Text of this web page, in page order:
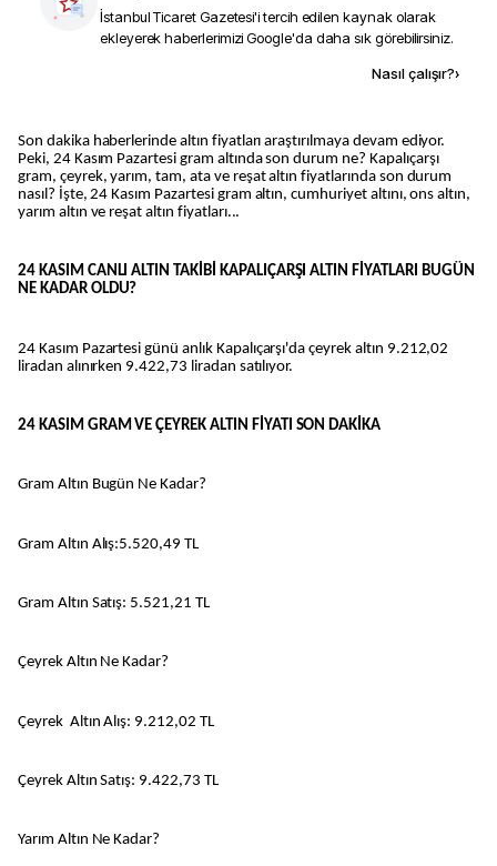
İstanbul Ticaret Gazetesi'i tercih edilen kaynak olarak
ekleyerek haberlerimizi Google'da daha sık görebilirsiniz.
Nasıl çalışır?›
Son dakika haberlerinde altın fiyatları araştırılmaya devam ediyor.
Peki, 24 Kasım Pazartesi gram altında son durum ne? Kapalıçarşı
gram, çeyrek, yarım, tam, ata ve reşat altın fiyatlarında son durum
nasıl? İşte, 24 Kasım Pazartesi gram altın, cumhuriyet altını, ons altın,
yarım altın ve reşat altın fiyatları...
24 KASIM CANLI ALTIN TAKİBİ KAPALIÇARŞI ALTIN FİYATLARI BUGÜN
NE KADAR OLDU?
24 Kasım Pazartesi günü anlık Kapalıçarşı'da çeyrek altın 9.212,02
liradan alınırken 9.422,73 liradan satılıyor.
24 KASIM GRAM VE ÇEYREK ALTIN FİYATI SON DAKİKA
Gram Altın Bugün Ne Kadar?
Gram Altın Alış:5.520,49 TL
Gram Altın Satış: 5.521,21 TL
Çeyrek Altın Ne Kadar?
Çeyrek Altın Alış: 9.212,02 TL
Çeyrek Altın Satış: 9.422,73 TL
Yarım Altın Ne Kadar?